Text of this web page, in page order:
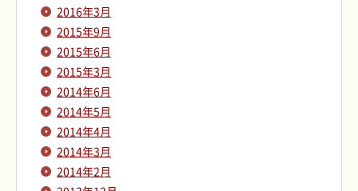
2016年3月
2015年9月
2015年6月
2015年3月
2014年6月
2014年5月
2014年4月
2014年3月
2014年2月